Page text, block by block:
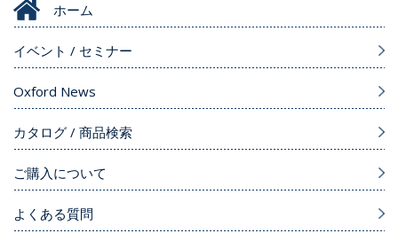
ホーム
イベント / セミナー
Oxford News
カタログ / 商品検索
ご購入について
よくある質問